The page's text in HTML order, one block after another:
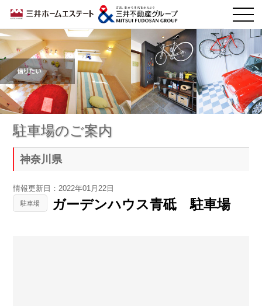
駐車場のご案内
神奈川県
情報更新日：2022年01月22日
駐車場 ガーデンハウス青砥 駐車場